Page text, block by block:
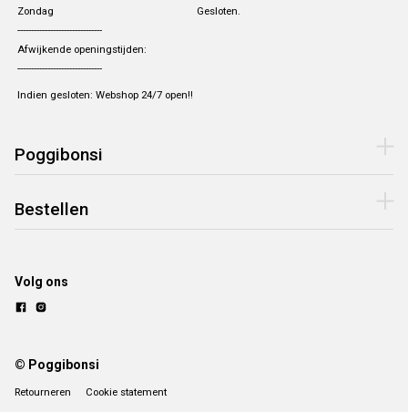
Zondag
Gesloten.
-------------------------------
Afwijkende openingstijden:
-------------------------------
Indien gesloten: Webshop 24/7 open!!
Poggibonsi
Bestellen
Volg ons
© Poggibonsi
Retourneren Cookie statement